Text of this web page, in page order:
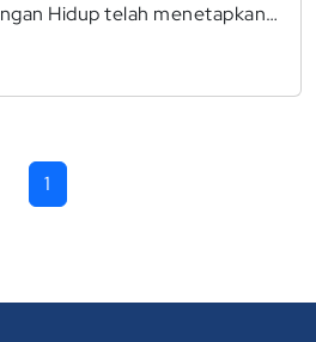
Hidup telah menetapkan…
1